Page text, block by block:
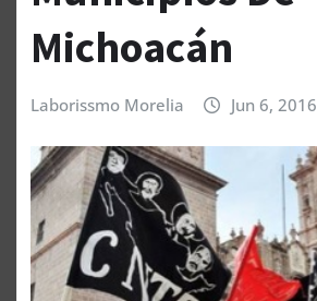
Michoacán
Laborissmo Morelia Jun 6, 2016